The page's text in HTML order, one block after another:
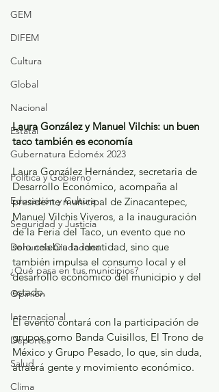
GEM
DIFEM
Cultura
Global
Nacional
Estatal
Gubernatura Edoméx 2023
Política y Gobierno
Educación y Cultura
Seguridad y Justicia
Denuncia Ciudadana
¿Qué pasa en tus municipios?
Opinión
Internacional
Deportes
Salud
Clima
Laura González y Manuel Vilchis: un buen
taco también es economía
Laura González Hernández, secretaria de
Desarrollo Económico, acompaña al
presidente municipal de Zinacantepec,
Manuel Vilchis Viveros, a la inauguración
de la Feria del Taco, un evento que no
solo celebra la identidad, sino que
también impulsa el consumo local y el
desarrollo económico del municipio y del
estado.
El evento contará con la participación de
grupos como Banda Cuisillos, El Trono de
México y Grupo Pesado, lo que, sin duda,
atraerá gente y movimiento económico.